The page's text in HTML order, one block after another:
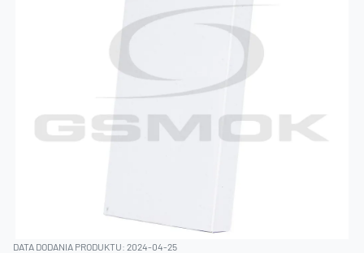
DATA DODANIA PRODUKTU: 2024-04-25